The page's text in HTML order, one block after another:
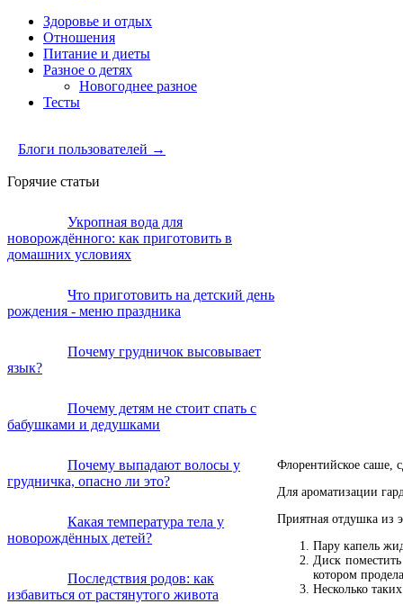
Здоровье и отдых
Отношения
Питание и диеты
Разное о детях
Новогоднее разное
Тесты
Блоги пользователей →
Горячие статьи
Укропная вода для
новорождённого: как приготовить в
домашних условиях
Что приготовить на детский день
рождения - меню праздника
Почему грудничок высовывает
язык?
Почему детям не стоит спать с
бабушками и дедушками
Почему выпадают волосы у
грудничка, опасно ли это?
Какая температура тела у
новорождённых детей?
Последствия родов: как
избавиться от растянутого живота
Флорентийское саше,
Для ароматизации
Приятная отдушка из
Пару капель
Диск
котором
Несколько